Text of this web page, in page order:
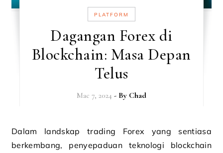
PLATFORM
Dagangan Forex di
Blockchain: Masa Depan
Telus
Mac 7, 2024 - By Chad
Dalam landskap trading Forex yang sentiasa
berkembang, penyepaduan teknologi blockchain